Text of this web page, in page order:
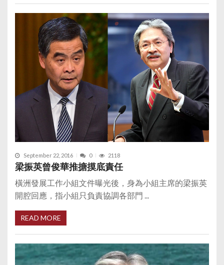
September 22, 2016 0 2118
梁振英曾俊華推搪摸底責任
橫洲發展工作小組文件曝光後，身為小組主席的梁振英
開腔回應，指小組只負責協調各部門 ...
READ MORE